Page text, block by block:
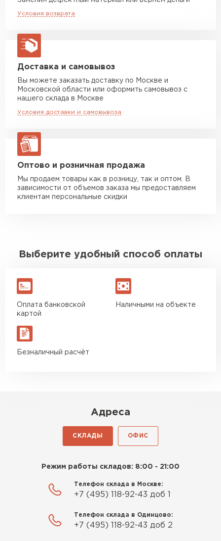
макс. длина груза 13,5 м
Манипулятор до 5 тн
макс. длина груза 6 м
Манипулятор до 10 тн
макс. длина груза 8 м
Манипулятор до 20 тн
Условия возврата
Доставка и самовывоз
Вы можете заказать доставку по Москве и
Московской области или оформить самовывоз с
нашего склада в Москве
Условия доставки и самовывоза
Оптово и розничная продажа
Мы продаем товары как в розницу, так и оптом. В
зависимости от объемов заказа мы предоставляем
клиентам персональные скидки
Выберите удобный способ оплаты
Оплата банковской
картой
Наличными на объекте
Безналичный расчёт
Адреса
СКЛАДЫ ОФИС
Режим работы складов: 8:00 - 21:00
Телефон склада в Москве:
+7 (495) 118-92-43 доб 1
Телефон склада в Одинцово:
+7 (495) 118-92-43 доб 2